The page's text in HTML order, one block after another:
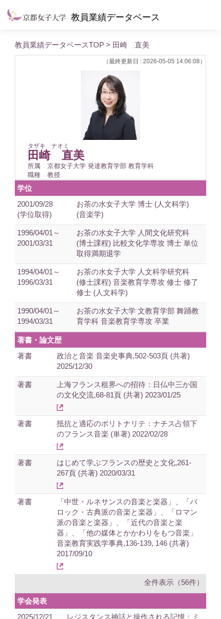
教員業績データベース
教員業績データベースTOP > 田崎 直美
（最終更新日 : 2026-05-05 14:06:08）
タザキ ナオミ
田崎 直美
所属
京都女子大学 発達教育学部 教育学科
職種
教授
学位
2001/09/28
(学位取得)
お茶の水女子大学 博士 (人文科学)
(音楽学)
1996/04/01～
2001/03/31
お茶の水女子大学 人間文化研究科
(博士課程) 比較文化学専攻 博士 単位
取得満期退学
1994/04/01～
1996/03/31
お茶の水女子大学 人文科学研究科
(修士課程) 音楽教育学専攻 修士 修了
修士 (人文科学)
1990/04/01～
1994/03/31
お茶の水女子大学 文教育学部 舞踊教
育学科 音楽教育学専攻 卒業
著書・論文歴
著書
政治と音楽 音楽史事典,502-503頁 (共著)
2025/12/30
著書
上海フランス租界への招待：日仏中三か国
の文化交流,68-81頁 (共著) 2023/01/25
著書
抵抗と適応のポリトナリテ：ナチス占領下
のフランス音楽 (単著) 2022/02/28
著書
はじめて学ぶフランスの歴史と文化,261-
267頁 (共著) 2020/03/31
著書
「中世・ルネサンスの音楽と楽器」、「バ
ロック・古典派の音楽と楽器」、「ロマン
派の音楽と楽器」、「近代の音楽と楽
器」、「他の媒体とかかわりをもつ音楽」
音楽教育実践学事典,136-139, 146 (共著)
2017/09/10
全件表示（56件）
学会発表
2025/12/21
レジスタンス神話と操作される記憶：ミ